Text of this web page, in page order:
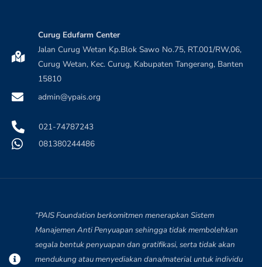
N
Nabilah Zulfaa
Baru saja Donasi di BERBAGI BERAS UNTUK
KEMANUSIAAN
Verified - 24 hari yang lalu
Curug Edufarm Center
Jalan Curug Wetan Kp.Blok Sawo No.75, RT.001/RW,06,
Curug Wetan, Kec. Curug, Kabupaten Tangerang, Banten
15810
admin@ypais.org
021-74787243
081380244486
“PAIS Foundation berkomitmen menerapkan Sistem
Manajemen Anti Penyuapan sehingga tidak membolehkan
segala bentuk penyuapan dan gratifikasi, serta tidak akan
mendukung atau menyediakan dana/material untuk individu